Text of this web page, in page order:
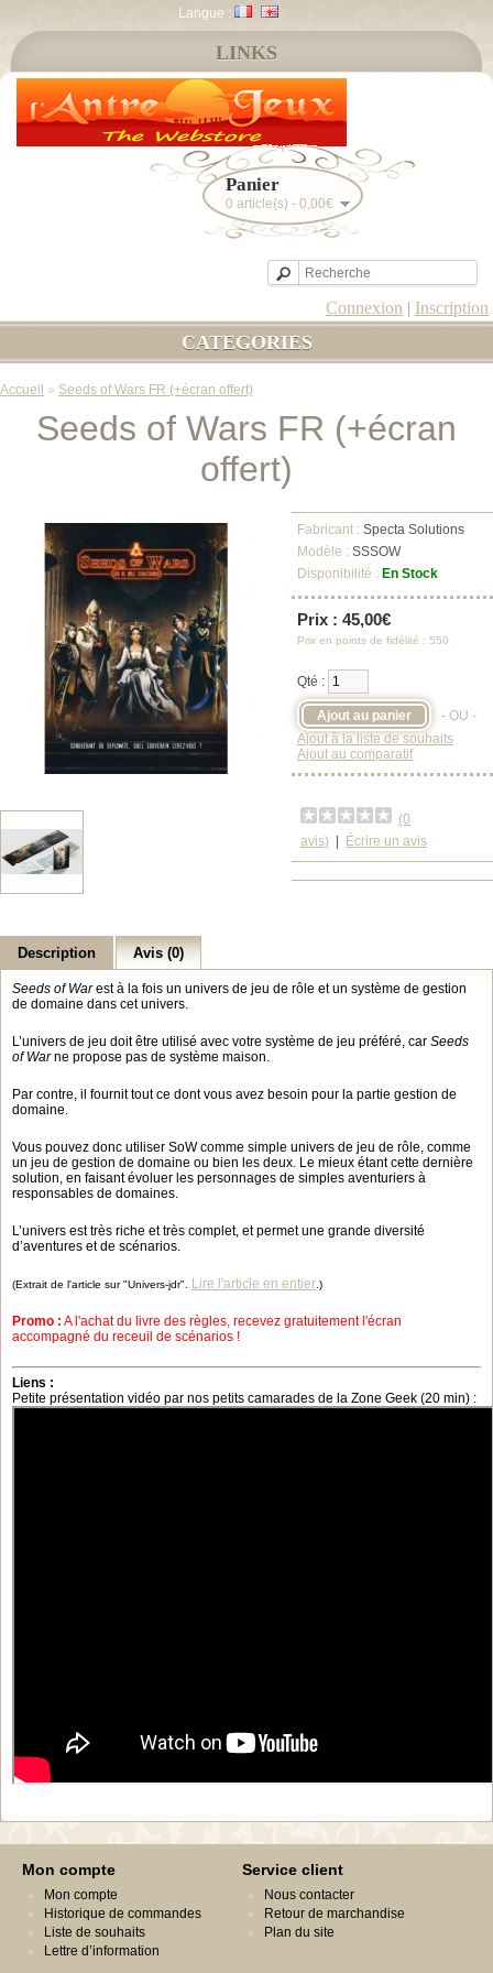
Langue :
Panier
0 article(s) - 0,00€
Connexion | Inscription
LINKS
CATEGORIES
Accueil » Seeds of Wars FR (+écran offert)
Seeds of Wars FR (+écran
offert)
Fabricant : Specta Solutions
Modèle : SSSOW
Disponibilité : En Stock
Prix : 45,00€
Prix en points de fidélité : 550
Qté :
- OU -
Ajout à la liste de souhaits
Ajout au comparatif
(0
avis)
Écrire un avis
Description Avis (0)
Seeds of Warest à la fois un univers de jeu de rôle et un système de gestion
de domaine dans cet univers.
L’univers de jeu doit être utilisé avec votre système de jeu préféré, car Seeds
of Warne propose pas de système maison.
Par contre, il fournit tout ce dont vous avez besoin pour la partie gestion de
domaine.
Vous pouvez donc utiliser SoW comme simple univers de jeu de rôle, comme
un jeu de gestion de domaine ou bien les deux. Le mieux étant cette dernière
solution, en faisant évoluer les personnages de simples aventuriers à
responsables de domaines.
L’univers est très riche et très complet, et permet une grande diversité
d’aventures et de scénarios.
(Extrait de l'article sur "Univers-jdr". Lire l'article en entier .)
Promo : A l'achat du livre des règles, recevez gratuitement l'écran
accompagné du receuil de scénarios !
Liens :
Petite présentation vidéo par nos petits camarades de la Zone Geek (20 min) :
Mon compte
Mon compte
Historique de commandes
Liste de souhaits
Lettre d’information
Service client
Nous contacter
Retour de marchandise
Plan du site